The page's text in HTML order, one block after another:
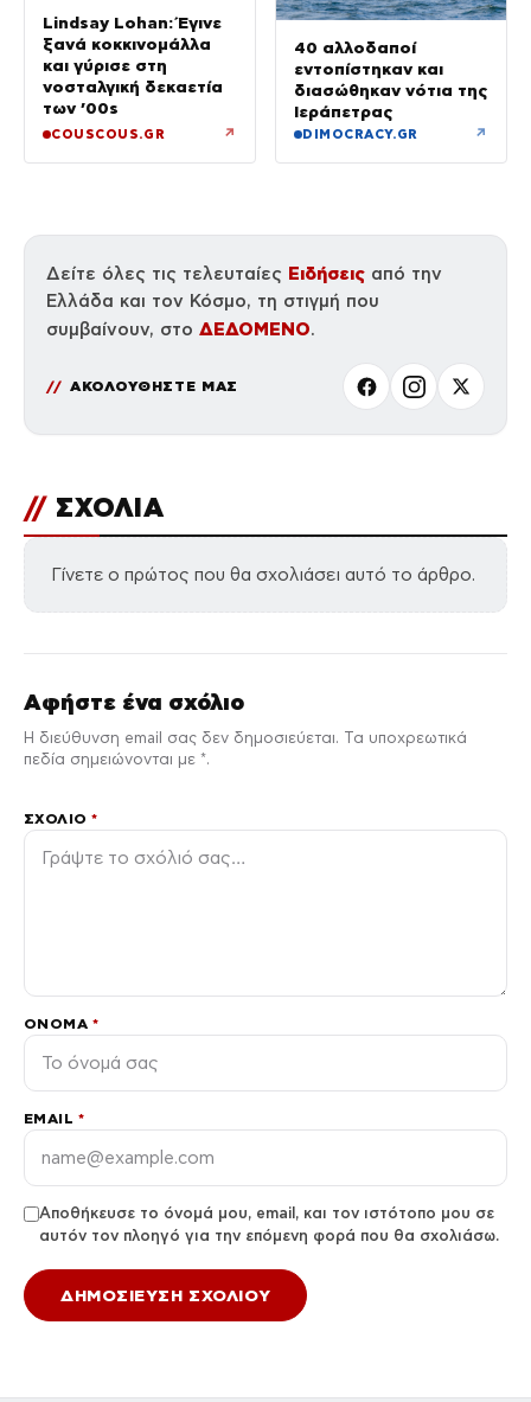
Lindsay Lohan: Έγινε
ξανά κοκκινομάλλα
και γύρισε στη
νοσταλγική δεκαετία
των ’00s
COUSCOUS.GR ↗
40 αλλοδαποί
εντοπίστηκαν και
διασώθηκαν νότια της
Ιεράπετρας
DIMOCRACY.GR ↗
Δείτε όλες τις τελευταίες Ειδήσεις από την
Ελλάδα και τον Κόσμο, τη στιγμή που
συμβαίνουν, στο ΔΕΔΟΜΕΝΟ.
ΑΚΟΛΟΥΘΗΣΤΕ ΜΑΣ
// ΣΧΟΛΙΑ
Γίνετε ο πρώτος που θα σχολιάσει αυτό το άρθρο.
Αφήστε ένα σχόλιο
Η διεύθυνση email σας δεν δημοσιεύεται. Τα υποχρεωτικά
πεδία σημειώνονται με *.
ΣΧΌΛΙΟ*
ΌΝΟΜΑ *
EMAIL *
Αποθήκευσε το όνομά μου, email, και τον ιστότοπο μου σε
αυτόν τον πλοηγό για την επόμενη φορά που θα σχολιάσω.